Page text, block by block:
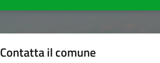
Contatta il comune